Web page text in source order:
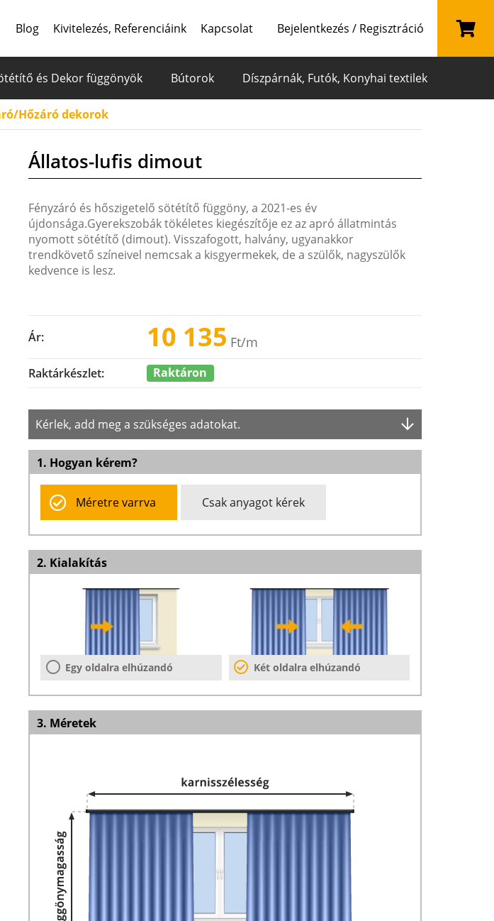
Blog Kivitelezés, Referenciáink Kapcsolat Bejelentkezés / Regisztráció
és Dekor függönyök Bútorok Díszpárnák, Futók, Konyhai textilek
Hőzáró dekorok
Állatos-lufis dimout
Fényzáró és hőszigetelő sötétítő függöny, a 2021-es év
újdonsága.Gyerekszobák tökéletes kiegészítője ez az apró állatmintás
nyomott sötétítő (dimout). Visszafogott, halvány, ugyanakkor
trendkövető színeivel nemcsak a kisgyermekek, de a szülők, nagyszülők
kedvence is lesz.
Ár: 10 135 Ft/m
Raktárkészlet: Raktáron
Kérlek, add meg a szükséges adatokat.
1. Hogyan kérem?
Méretre varrva Csak anyagot kérek
2. Kialakítás
Egy oldalra elhúzandó Két oldalra elhúzandó
3. Méretek